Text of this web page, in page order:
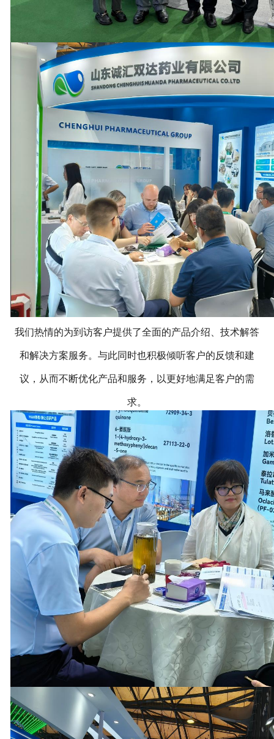
我们热情的为到访客户提供了全面的产品介绍、技术解答
和解决方案服务。与此同时也积极倾听客户的反馈和建
议，从而不断优化产品和服务，以更好地满足客户的需
求。